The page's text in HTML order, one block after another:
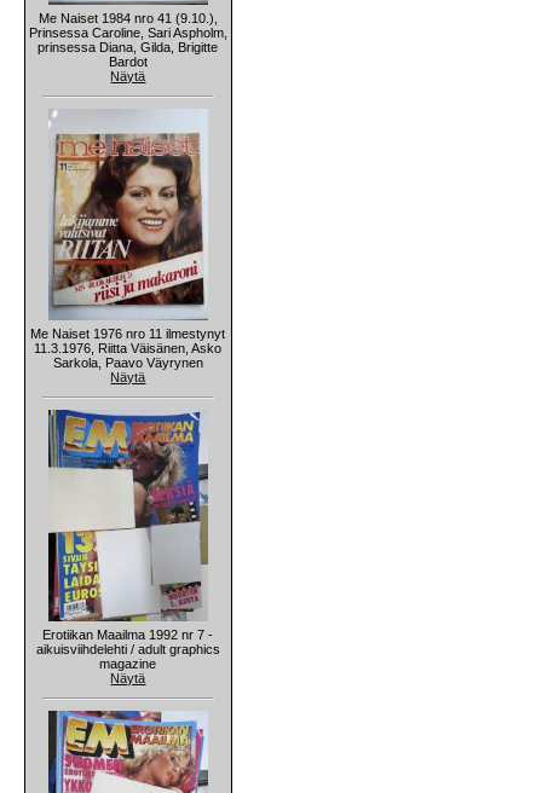
Me Naiset 1984 nro 41 (9.10.),
Prinsessa Caroline, Sari Aspholm,
prinsessa Diana, Gilda, Brigitte
Bardot
Näytä
Me Naiset 1976 nro 11 ilmestynyt
11.3.1976, Riitta Väisänen, Asko
Sarkola, Paavo Väyrynen
Näytä
Erotiikan Maailma 1992 nr 7 -
aikuisviihdelehti / adult graphics
magazine
Näytä